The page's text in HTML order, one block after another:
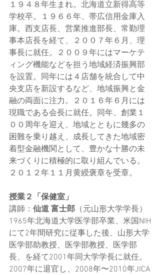
１９４８年生まれ。北海道立新得高等
学校卒。１９６６年、帯広信用金庫入
庫。西支店長、営業推進部長、常勤理
事本店長を経て、２００７年６月、理
事長に就任。２００９年にはマーケテ
ィング機能などを担う地域経済振興部
を設置。同年には４店舗を統合して中
央支店を新設するなど、地域振興と金
融の両面に注力。２０１６年６月には
現職である会長に就任。同年、創業１
００周年を迎え、地域とともに幾多の
困難を乗り越え、成長してきた地域密
着型金融機関として、豊かな十勝の未
来づくりに積極的に取り組んでいる。
２０１２年１１月黄綬褒章を受章。
授業２「保健室」
講師： 仙道 富士郎 （元山形大学学長）
1965年北海道大学医学部卒業、米国NIH
にて2年間研究に従事した後、山形大学
医学部助教授、医学部教授、医学部
長、を経て2001年同大学学長に就任。
2007年に退官し、2008年〜2010年JICA